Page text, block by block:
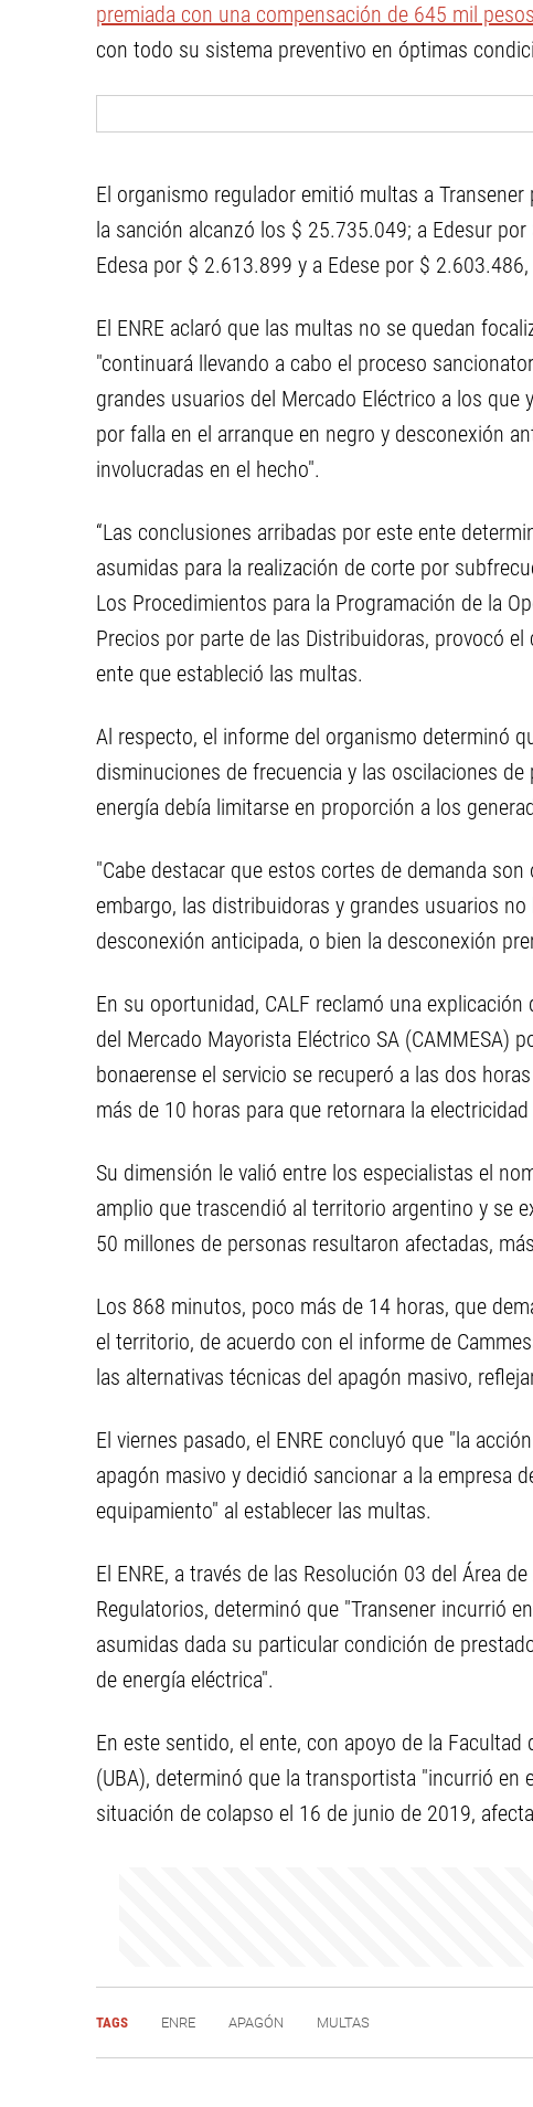
premiada con una compensación de 645 mil pesos
con todo su sistema preventivo en óptimas
El organismo regulador emitió multas a
la sanción alcanzó los $ 25.735.049; a Edesur
Edesa por $ 2.613.899 y a Edese por $
El ENRE aclaró que las multas no se quedan
"continuará llevando a cabo el proceso
grandes usuarios del Mercado Eléctrico a los que
por falla en el arranque en negro y desconexión
involucradas en el hecho".
“Las conclusiones arribadas por este ente
asumidas para la realización de corte por
Los Procedimientos para la Programación de la
Precios por parte de las Distribuidoras, provocó
ente que estableció las multas.
Al respecto, el informe del organismo determinó
disminuciones de frecuencia y las oscilaciones
energía debía limitarse en proporción a los
"Cabe destacar que estos cortes de demanda
embargo, las distribuidoras y grandes usuarios
desconexión anticipada, o bien la desconexión
En su oportunidad, CALF reclamó una
del Mercado Mayorista Eléctrico SA (CAMMESA)
bonaerense el servicio se recuperó a las dos
más de 10 horas para que retornara la
Su dimensión le valió entre los especialistas el
amplio que trascendió al territorio argentino y se
50 millones de personas resultaron afectadas,
Los 868 minutos, poco más de 14 horas, que
el territorio, de acuerdo con el informe de
las alternativas técnicas del apagón masivo,
El viernes pasado, el ENRE concluyó que "la
apagón masivo y decidió sancionar a la empresa
equipamiento" al establecer las multas.
El ENRE, a través de las Resolución 03 del Área
Regulatorios, determinó que "Transener incurrió
asumidas dada su particular condición de
de energía eléctrica".
En este sentido, el ente, con apoyo de la
(UBA), determinó que la transportista "incurrió en
situación de colapso el 16 de junio de 2019,
TAGS ENRE APAGÓN MULTAS